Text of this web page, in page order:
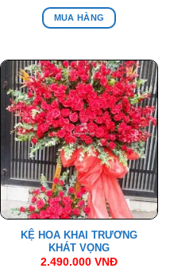
MUA HÀNG
KỆ HOA KHAI TRƯƠNG
KHÁT VỌNG
2.490.000 VNĐ